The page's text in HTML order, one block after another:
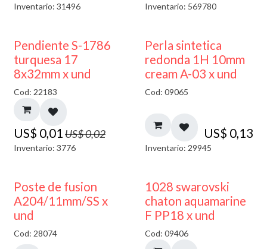
Inventario: 31496 Inventario: 569780
50% DESCUENTO
Pendiente S-1786
turquesa 17
8x32mm x und
Cod: 22183
US$ 0,01 US$0,02
Inventario: 3776
Perla sintetica
redonda 1H 10mm
cream A-03 x und
Cod: 09065
US$ 0,13
Inventario: 29945
Poste de fusion
A204/11mm/SS x
und
Cod: 28074
1028 swarovski
chaton aquamarine
F PP18 x und
Cod: 09406